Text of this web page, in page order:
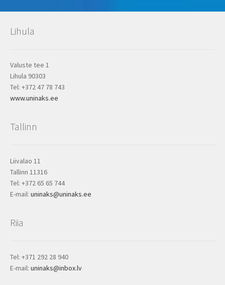
Lihula
Valuste tee 1
Lihula 90303
Tel: +372 47 78 743
www.uninaks.ee
Tallinn
Liivalao 11
Tallinn 11316
Tel: +372 65 65 744
E-mail: uninaks@uninaks.ee
Riia
Tel: +371 292 28 940
E-mail: uninaks@inbox.lv